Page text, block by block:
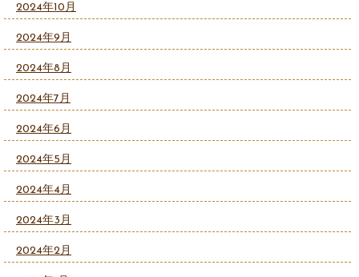
2024年10月
2024年9月
2024年8月
2024年7月
2024年6月
2024年5月
2024年4月
2024年3月
2024年2月